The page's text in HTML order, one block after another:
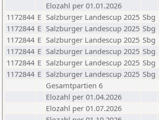
Elozahl per 01.01.2026
1172844 E Salzburger Landescup 2025 Sbg
1172844 E Salzburger Landescup 2025 Sbg
1172844 E Salzburger Landescup 2025 Sbg
1172844 E Salzburger Landescup 2025 Sbg
1172844 E Salzburger Landescup 2025 Sbg
1172844 E Salzburger Landescup 2025 Sbg
Gesamtpartien 6
Elozahl per 01.04.2026
Elozahl per 01.07.2026